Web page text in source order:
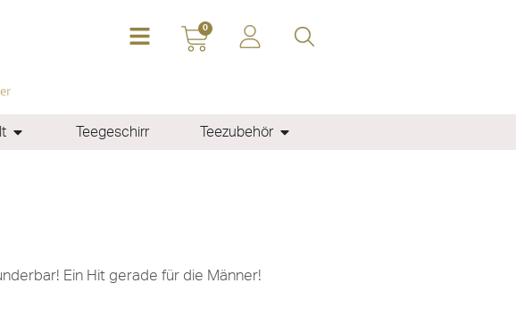
0
Teegeschirr Teezubehör
Ein Hit gerade für die Männer!